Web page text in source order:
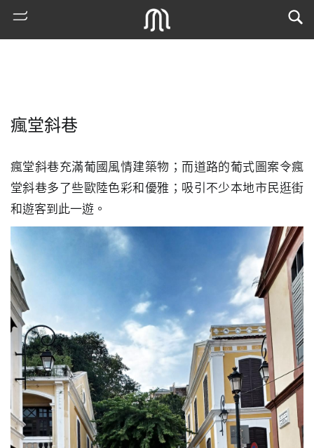
搜
索
古
地
圖
閣
寺
廟
瘋堂斜巷
瘋堂斜巷充滿葡國風情建築物；而道路的葡式圖案令瘋
堂斜巷多了些歐陸色彩和優雅；吸引不少本地市民逛街
和遊客到此一遊。